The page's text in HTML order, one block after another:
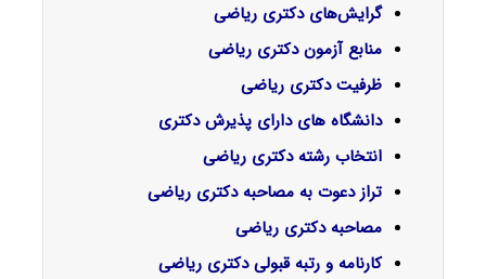
گرایش‌های دکتری ریاضی
منابع آزمون دکتری ریاضی
ظرفیت دکتری ریاضی
دانشگاه های دارای پذیرش دکتری
انتخاب رشته دکتری ریاضی
تراز دعوت به مصاحبه دکتری ریاضی
مصاحبه دکتری ریاضی
کارنامه و رتبه قبولی دکتری ریاضی